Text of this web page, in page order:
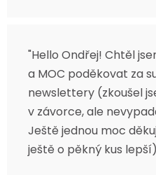
"Hello Ondřej! Chtěl
a MOC poděkovat za
newslettery (zkoušel
v závorce, ale
Ještě jednou moc
ještě o pěkný kus